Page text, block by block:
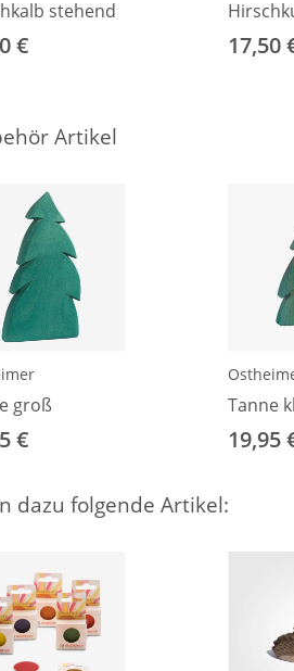
stehend
€ 17,50
Artikel
groß
€
Tanne
19,95
dazu folgende Artikel: